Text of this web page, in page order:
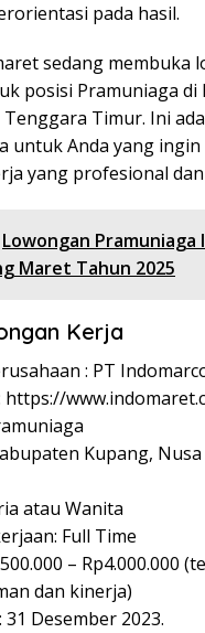
pada hasil.
sedang membuka
posisi Pramuniaga di
Timur. Ini
untuk Anda yang
yang profesional
Lowongan Pramuniaga
Maret Tahun 2025
Kerja
: PT
https://
Kupang,
atau Wanita
Full Time
– Rp4.000.000
dan kinerja)
Desember 2023.